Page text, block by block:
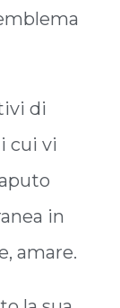
di
cui vi
in
amare.